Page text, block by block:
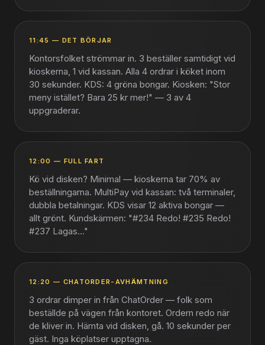
11:45 — DET BÖRJAR
Kontorsfolket strömmar in. 3 beställer samtidigt vid
kioskerna, 1 vid kassan. Alla 4 ordrar i köket inom
30 sekunder. KDS: 4 gröna bongar. Kiosken: "Stor
meny istället? Bara 25 kr mer!" — 3 av 4
uppgraderar.
12:00 — FULL FART
Kö vid disken? Minimal — kioskerna tar 70% av
beställningarna. MultiPay vid kassan: två terminaler,
dubbla betalningar. KDS visar 12 aktiva bongar —
allt grönt. Kundskärmen: "#234 Redo! #235 Redo!
#237 Lagas..."
12:20 — CHATORDER-AVHÄMTNING
3 ordrar dimper in från ChatOrder — folk som
beställde på vägen från kontoret. Ordern redo när
de kliver in. Hämta vid disken, gå. 10 sekunder per
gäst. Inga köplatser upptagna.